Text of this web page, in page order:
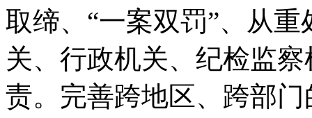
取缔、“一案双罚”、从
关、行政机关、纪检监
责。完善跨地区、跨部